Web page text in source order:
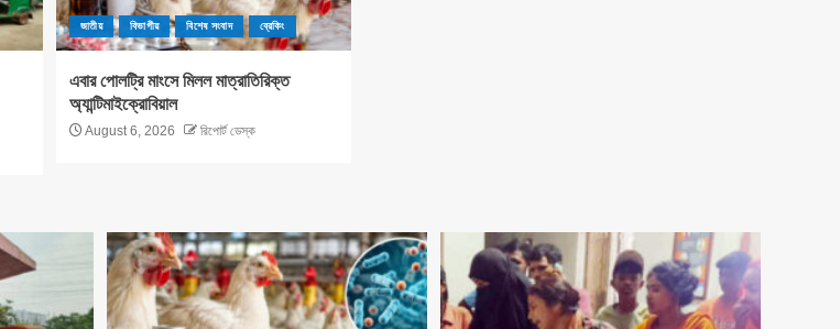
জাতীয় বিভাগীয় বিশেষ সংবাদ ব্রেকিং
এবার পোলট্রি মাংসে মিলল মাত্রাতিরিক্ত
অ্যান্টিমাইক্রোবিয়াল
August 6, 2026 রিপোর্ট ডেস্ক